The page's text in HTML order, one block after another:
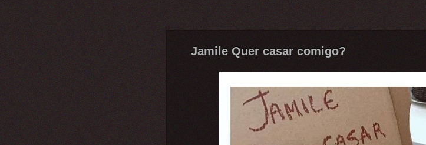
Jamile Quer casar comigo?